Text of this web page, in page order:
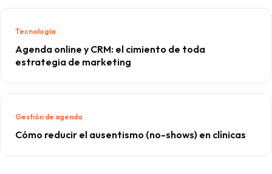
Tecnología
Agenda online y CRM: el cimiento de toda
estrategia de marketing
Gestión de agenda
Cómo reducir el ausentismo (no-shows) en clínicas